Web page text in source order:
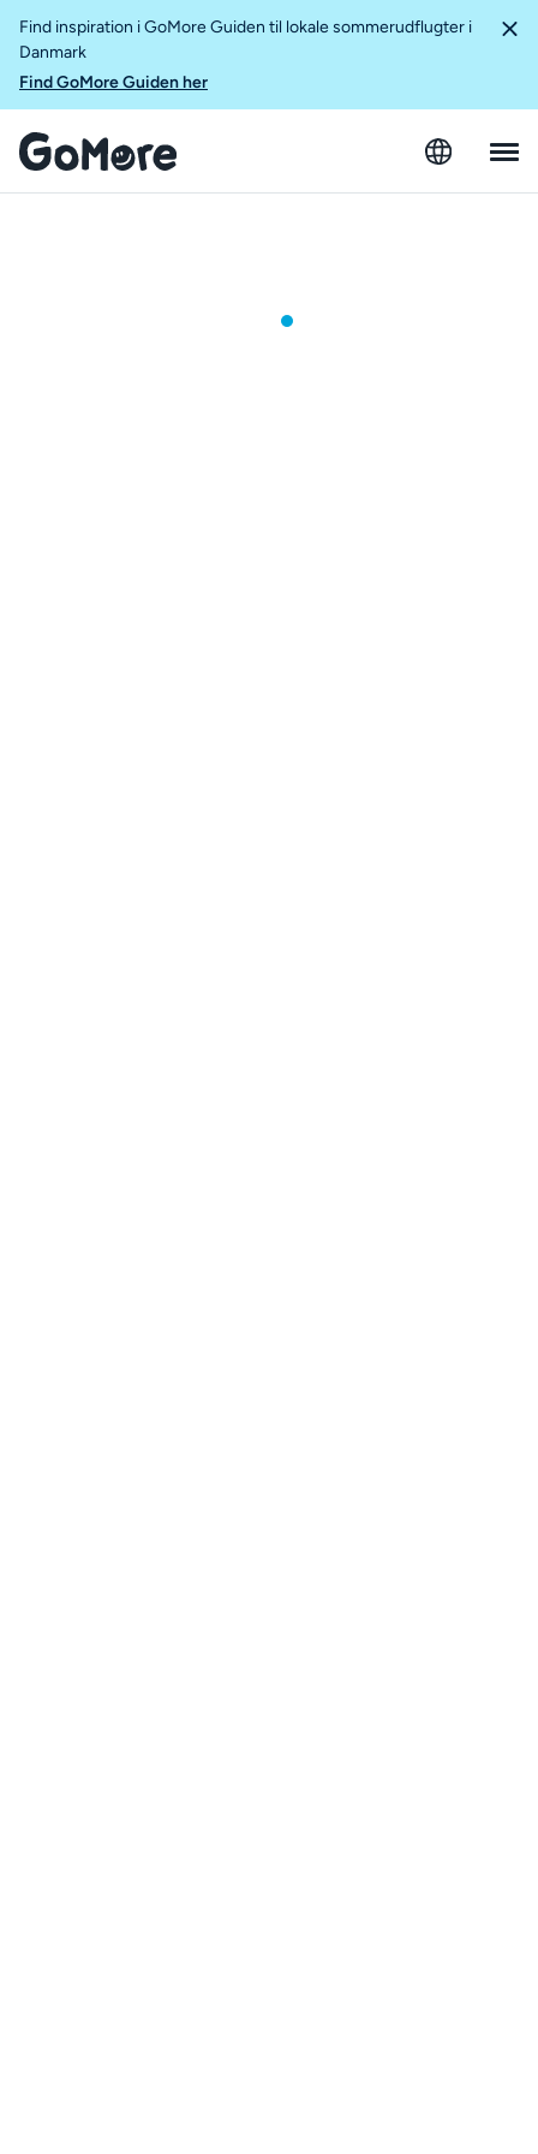
Find inspiration i GoMore Guiden til lokale sommerudflugter i
Danmark
Find GoMore Guiden her